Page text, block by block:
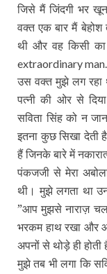
जिसे मैं जिंदगी भर
वक्‍त एक बार मैं बेहोश
थी और वह किसी
extraordinary
उस वक्‍त मुझे लग रहा
पत्‍नी की ओर से
सविता सिंह को न
इतना कुछ सिखा देती है
हैं जिनके बारे में
पंकजजी से मेरा
थी। मुझे लगता था
”आप मुझसे नाराज़
भरकम हाथ रखा और
अपनों से थोड़े ही होती
मुझे तब भी लगा कि